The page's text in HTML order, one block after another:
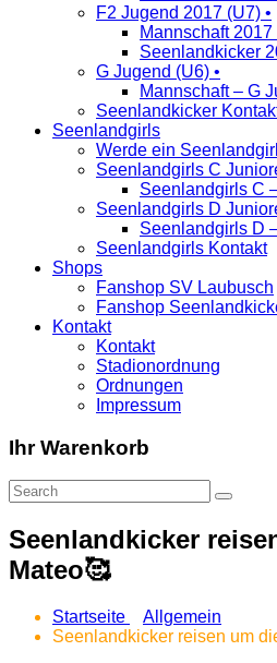
F2 Jugend 2017 (U7) •
Mannschaft
Seenlandkicker
G Jugend (U6) •
Mannschaft – G
Seenlandkicker
Seenlandgirls
Werde ein
Seenlandgirls C
Seenlandgirls C
Seenlandgirls D
Seenlandgirls D
Seenlandgirls Kontakt
Shops
Fanshop SV Laubusch
Fanshop
Kontakt
Kontakt
Stadionordnung
Ordnungen
Impressum
Ihr Warenkorb
Seenlandkicker
Mateo🥰
Startseite
Allgemein
Seenlandkicker reisen um